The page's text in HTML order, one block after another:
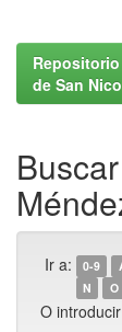
de San
Ir a: 0-9
N
O
O